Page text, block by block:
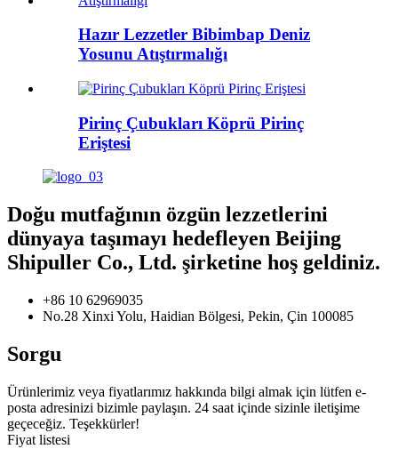
Hazır Lezzetler Bibimbap Deniz
Yosunu Atıştırmalığı
Pirinç Çubukları Köprü Pirinç
Eriştesi
Doğu mutfağının özgün lezzetlerini
dünyaya taşımayı hedefleyen Beijing
Shipuller Co., Ltd. şirketine hoş geldiniz.
+86 10 62969035
No.28 Xinxi Yolu, Haidian Bölgesi, Pekin, Çin 100085
Sorgu
Ürünlerimiz veya fiyatlarımız hakkında bilgi almak için lütfen e-
posta adresinizi bizimle paylaşın. 24 saat içinde sizinle iletişime
geçeceğiz. Teşekkürler!
Fiyat listesi